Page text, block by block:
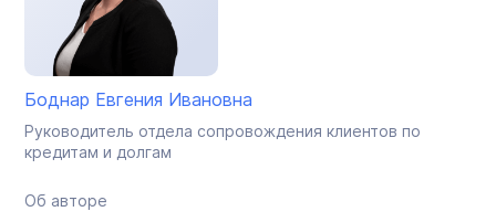
Боднар Евгения Ивановна
Руководитель отдела сопровождения клиентов по
кредитам и долгам
Об авторе